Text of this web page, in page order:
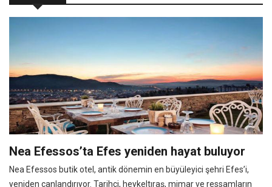
Nea Efessos’ta Efes yeniden hayat buluyor
Nea Efessos butik otel, antik dönemin en büyüleyici şehri Efes’i,
yeniden canlandırıyor. Tarihçi, heykeltıraş, mimar ve ressamların